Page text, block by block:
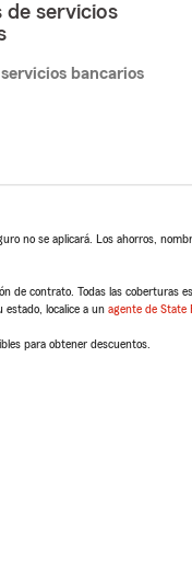
de servicios
bancarios
no se aplicará. Los ahorros,
contrato. Todas las coberturas
estado, localice a un agente de State
para obtener descuentos.